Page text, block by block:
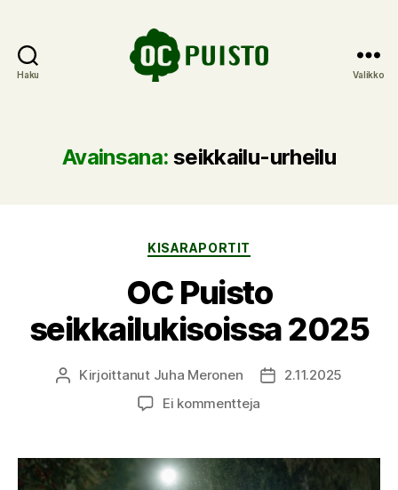
Haku Valikko
Avainsana: seikkailu-urheilu
Kategoriat
KISARAPORTIT
OC Puisto
seikkailukisoissa 2025
Kirjoittaja
Kirjoittanut Juha Meronen Julkaisupäivämäärä
2.11.2025
Ei kommentteja
seikkailukisoissa
2025